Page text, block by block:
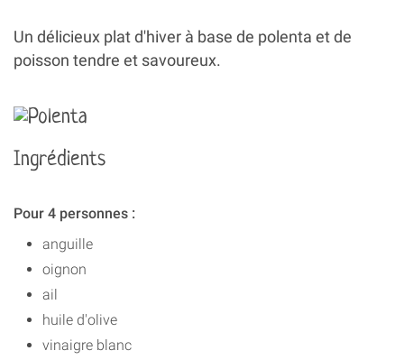
Un délicieux plat d'hiver à base de polenta et de
poisson tendre et savoureux.
Ingrédients
Pour 4 personnes :
anguille
oignon
ail
huile d'olive
vinaigre blanc